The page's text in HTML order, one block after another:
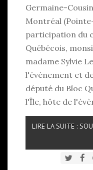
Germaine-
Montréal
participation du
Québécois,
madame Sylvie
l'évènement et
député du Bloc
l'Île, hôte de
LIRE LA SUITE :